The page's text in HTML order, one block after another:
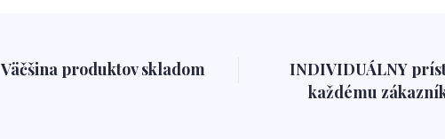
Väčšina produktov skladom
INDIVIDUÁLNY
každému